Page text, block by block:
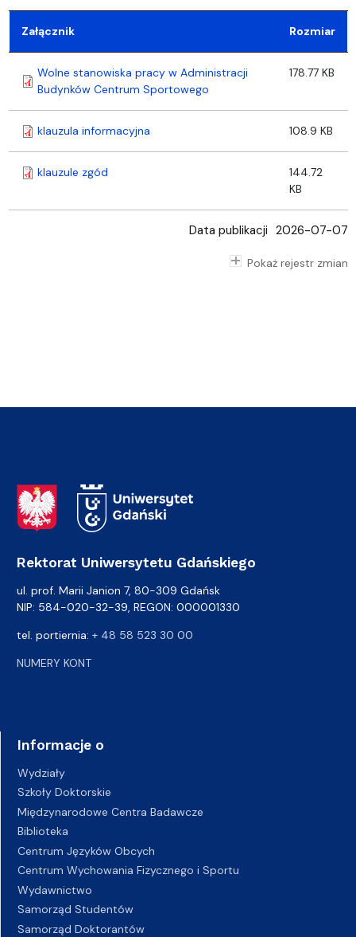
Załącznik Rozmiar
Wolne stanowiska pracy w Administracji
Budynków Centrum Sportowego
178.77 KB
klauzula informacyjna 108.9 KB
klauzule zgód
144.72
KB
Data publikacji 2026-07-07
Pokaż rejestr zmian
Adres Rektoratu
Rektorat Uniwersytetu Gdańskiego
ul. prof. Marii Janion 7, 80-309 Gdańsk
NIP: 584-020-32-39, REGON: 000001330
tel. portiernia: + 48 58 523 30 00
NUMERY KONT
Informacje o
Wydziały
Szkoły Doktorskie
Międzynarodowe Centra Badawcze
Biblioteka
Centrum Języków Obcych
Centrum Wychowania Fizycznego i Sportu
Wydawnictwo
Samorząd Studentów
Samorząd Doktorantów